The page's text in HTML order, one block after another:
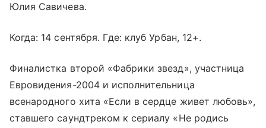
Юлия Савичева.
Когда: 14 сентября. Где: клуб Урбан, 12+.
Финалистка второй «Фабрики звезд», участница
Евровидения-2004 и исполнительница
всенародного хита «Если в сердце живет любовь»,
ставшего саундтреком к сериалу «Не родись